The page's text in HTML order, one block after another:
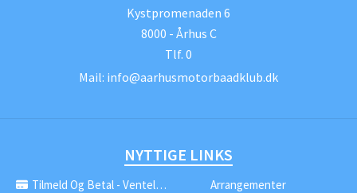
Kystpromenaden 6
8000 - Århus C
Tlf. 0
Mail: info@aarhusmotorbaadklub.dk
NYTTIGE LINKS
Tilmeld Og Betal - Venteliste
Arrangementer